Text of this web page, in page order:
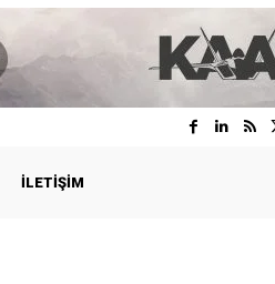
İLETIŞIM